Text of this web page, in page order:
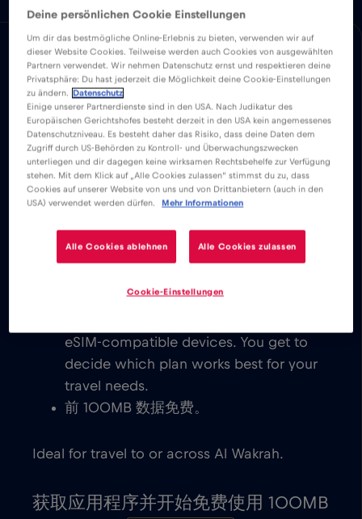
优势 优势 兼容性 国家概况
下载易于安装的 Red Bull MOBILE 应用程序，
在 或整个Al Wakrah 分别享受无限移动互联网
服务。
我们从不收取基本费用。激活 eSIM 卡
后，您就可以连接世界，无需支付任何基
本费或漫游费。
您可以发送电子邮件、聊天、建立视频会
Explore our low cost eSIM data plans
eSIM-compatible devices. You get to
decide which plan works best for your
travel needs.
前 100MB 数据免费。
Ideal for travel to or across Al Wakrah.
获取应用程序并开始免费使用 100MB
Deine persönlichen Cookie Einstellungen
Um dir das bestmögliche Online-Erlebnis zu bieten, verwenden wir auf
dieser Website Cookies. Teilweise werden auch Cookies von ausgewählten
Partnern verwendet. Wir nehmen Datenschutz ernst und respektieren deine
Privatsphäre: Du hast jederzeit die Möglichkeit deine Cookie-Einstellungen
zu ändern.
Datenschutz
Einige unserer Partnerdienste sind in den USA. Nach Judikatur des
Europäischen Gerichtshofes besteht derzeit in den USA kein angemessenes
Datenschutzniveau. Es besteht daher das Risiko, dass deine Daten dem
Zugriff durch US-Behörden zu Kontroll- und Überwachungszwecken
unterliegen und dir dagegen keine wirksamen Rechtsbehelfe zur Verfügung
stehen. Mit dem Klick auf „Alle Cookies zulassen“ stimmst du zu, dass
Cookies auf unserer Website von uns und von Drittanbietern (auch in den
USA) verwendet werden dürfen.
Mehr Informationen
Alle Cookies ablehnen Alle Cookies zulassen
Cookie-Einstellungen